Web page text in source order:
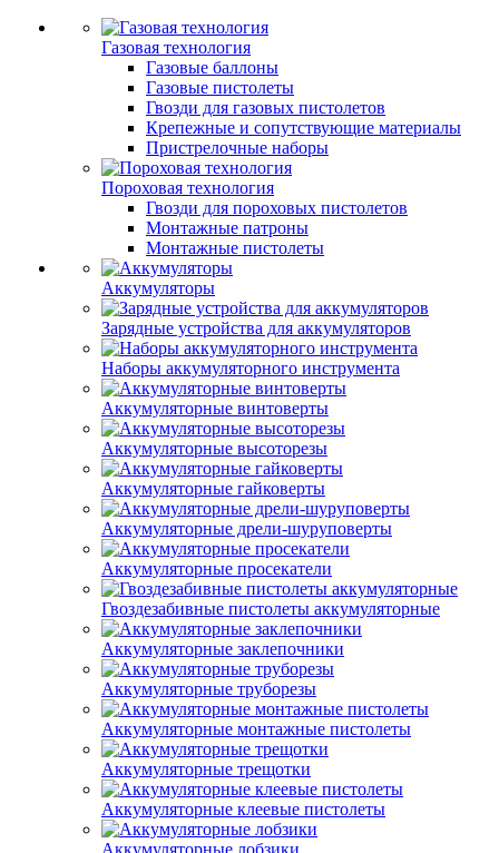
Газовая технология
Газовые баллоны
Газовые пистолеты
Гвозди для газовых пистолетов
Крепежные и сопутствующие материалы
Пристрелочные наборы
Пороховая технология
Гвозди для пороховых пистолетов
Монтажные патроны
Монтажные пистолеты
Аккумуляторы
Зарядные устройства для аккумуляторов
Наборы аккумуляторного инструмента
Аккумуляторные винтоверты
Аккумуляторные высоторезы
Аккумуляторные гайковерты
Аккумуляторные дрели-шуруповерты
Аккумуляторные просекатели
Гвоздезабивные пистолеты аккумуляторные
Аккумуляторные заклепочники
Аккумуляторные труборезы
Аккумуляторные монтажные пистолеты
Аккумуляторные трещотки
Аккумуляторные клеевые пистолеты
Аккумуляторные лобзики